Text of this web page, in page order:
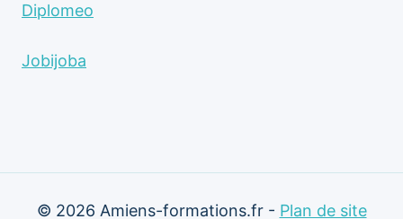
Diplomeo
Jobijoba
© 2026 Amiens-formations.fr - Plan de site